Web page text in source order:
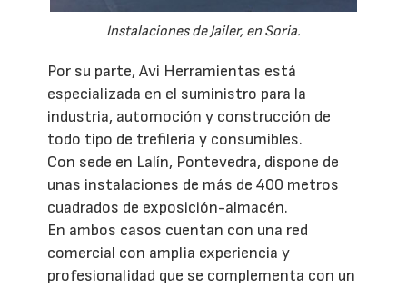
Instalaciones de Jailer, en Soria.
Por su parte, Avi Herramientas está
especializada en el suministro para la
industria, automoción y construcción de
todo tipo de trefilería y consumibles.
Con sede en Lalín, Pontevedra, dispone de
unas instalaciones de más de 400 metros
cuadrados de exposición-almacén.
En ambos casos cuentan con una red
comercial con amplia experiencia y
profesionalidad que se complementa con un